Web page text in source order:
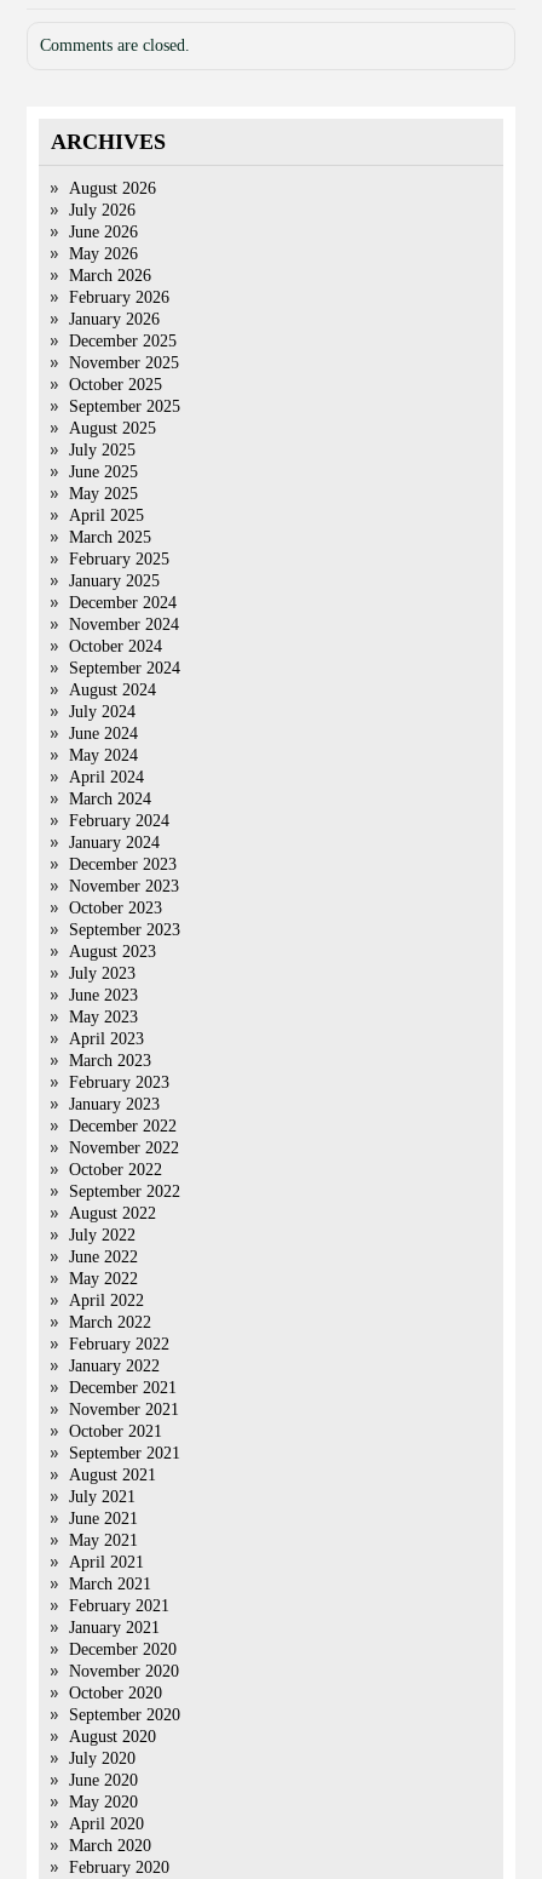
Comments are closed.
ARCHIVES
August 2026
July 2026
June 2026
May 2026
March 2026
February 2026
January 2026
December 2025
November 2025
October 2025
September 2025
August 2025
July 2025
June 2025
May 2025
April 2025
March 2025
February 2025
January 2025
December 2024
November 2024
October 2024
September 2024
August 2024
July 2024
June 2024
May 2024
April 2024
March 2024
February 2024
January 2024
December 2023
November 2023
October 2023
September 2023
August 2023
July 2023
June 2023
May 2023
April 2023
March 2023
February 2023
January 2023
December 2022
November 2022
October 2022
September 2022
August 2022
July 2022
June 2022
May 2022
April 2022
March 2022
February 2022
January 2022
December 2021
November 2021
October 2021
September 2021
August 2021
July 2021
June 2021
May 2021
April 2021
March 2021
February 2021
January 2021
December 2020
November 2020
October 2020
September 2020
August 2020
July 2020
June 2020
May 2020
April 2020
March 2020
February 2020